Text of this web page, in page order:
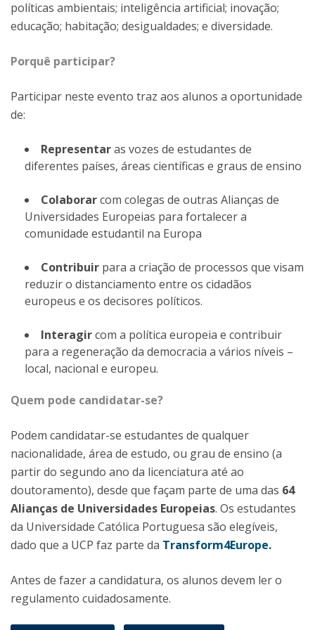
políticas ambientais; inteligência artificial; inovação;
educação; habitação; desigualdades; e diversidade.
Porquê participar?
Participar neste evento traz aos alunos a oportunidade
de:
Representaras vozes de estudantes de
diferentes países, áreas científicas e graus de ensino
Colaborarcom colegas de outras Alianças de
Universidades Europeias para fortalecer a
comunidade estudantil na Europa
Contribuir para a criação de processos que visam
reduzir o distanciamento entre os cidadãos
europeus e os decisores políticos.
Interagircom a política europeia e contribuir
para a regeneração da democracia a vários níveis –
local, nacional e europeu.
Quem pode candidatar-se?
Podem candidatar-se estudantes de qualquer
nacionalidade, área de estudo, ou grau de ensino (a
partir do segundo ano da licenciatura até ao
doutoramento), desde que façam parte de uma das 64
Alianças de Universidades Europeias. Os estudantes
da Universidade Católica Portuguesa são elegíveis,
dado que a UCP faz parte da Transform4Europe.
Antes de fazer a candidatura, os alunos devem ler o
regulamento cuidadosamente.